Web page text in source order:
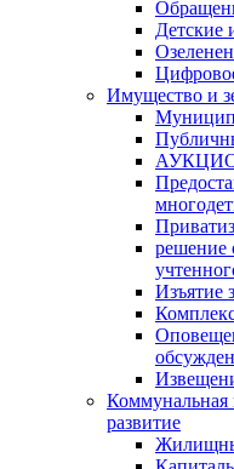
Детские
Имущество и
решение
Изъятие
Коммунальная
развитие